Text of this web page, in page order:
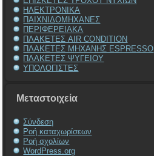
ΗΛΕΚΤΡΟΝΙΚΑ
ΠΑΙΧΝΙΔΟΜΗΧΑΝΕΣ
ΠΕΡΙΦΕΡΕΙΑΚΑ
ΠΛΑΚΕΤΕΣ AIR CONDITION
ΠΛΑΚΕΤΕΣ ΜΗΧΑΝΗΣ ESPRESSO
ΠΛΑΚΕΤΕΣ ΨΥΓΕΙΟΥ
ΥΠΟΛΟΓΙΣΤΕΣ
Μεταστοιχεία
Σύνδεση
Ροή καταχωρίσεων
Ροή σχολίων
WordPress.org